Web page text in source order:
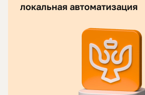
локальная автоматизация